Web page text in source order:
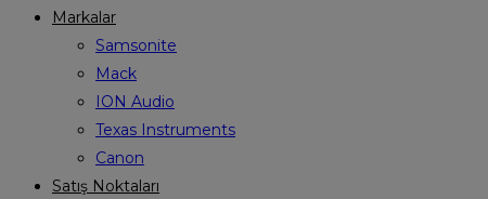
Markalar
Samsonite
Mack
ION Audio
Texas Instruments
Canon
Satış Noktaları